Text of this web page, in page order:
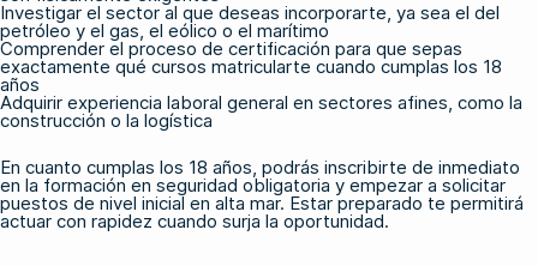
Investigar el sector al que deseas incorporarte, ya sea el del
petróleo y el gas, el eólico o el marítimo
Comprender el proceso de certificación para que sepas
exactamente qué cursos matricularte cuando cumplas los 18
años
Adquirir experiencia laboral general en sectores afines, como la
construcción o la logística
En cuanto cumplas los 18 años, podrás inscribirte de inmediato
en la formación en seguridad obligatoria y empezar a solicitar
puestos de nivel inicial en alta mar. Estar preparado te permitirá
actuar con rapidez cuando surja la oportunidad.